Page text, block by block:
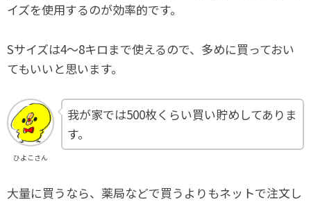
イズを使用するのが効率的です。
Sサイズは4～8キロまで使えるので、多めに買っておい
てもいいと思います。
ひよこさん
我が家では500枚くらい買い貯めしてありま
す。
大量に買うなら、薬局などで買うよりもネットで注文し